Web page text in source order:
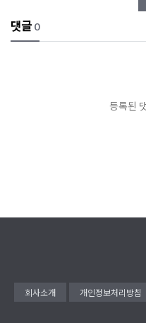
댓글 0
등록된
회사소개 개인정보처리방침